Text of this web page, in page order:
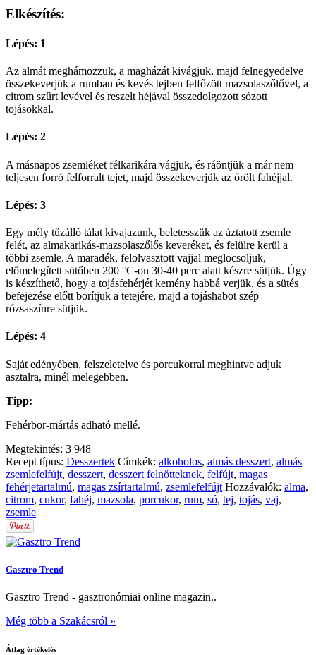
Elkészítés:
Lépés: 1
Az almát meghámozzuk, a magházát kivágjuk, majd felnegyedelve
összekeverjük a rumban és kevés tejben felfőzött mazsolaszőlővel, a
citrom szűrt levével és reszelt héjával összedolgozott sózott
tojásokkal.
Lépés: 2
A másnapos zsemléket félkarikára vágjuk, és ráöntjük a már nem
teljesen forró felforralt tejet, majd összekeverjük az őrölt fahéjjal.
Lépés: 3
Egy mély tűzálló tálat kivajazunk, beletesszük az áztatott zsemle
felét, az almakarikás-mazsolaszőlős keveréket, és felülre kerül a
többi zsemle. A maradék, felolvasztott vajjal meglocsoljuk,
előmelegített sütőben 200 °C-on 30-40 perc alatt készre sütjük. Úgy
is készíthető, hogy a tojásfehérjét kemény habbá verjük, és a sütés
befejezése előtt borítjuk a tetejére, majd a tojáshabot szép
rózsaszínre sütjük.
Lépés: 4
Saját edényében, felszeletelve és porcukorral meghintve adjuk
asztalra, minél melegebben.
Tipp:
Fehérbor-mártás adható mellé.
Megtekintés: 3 948
Recept típus: Desszertek Címkék: alkoholos, almás desszert, almás
zsemlefelfújt, desszert, desszert felnőtteknek, felfújt, magas
fehérjetartalmú, magas zsírtartalmú, zsemlefelfújt Hozzávalók: alma,
citrom, cukor, fahéj, mazsola, porcukor, rum, só, tej, tojás, vaj,
zsemle
Gasztro Trend
Gasztro Trend - gasztronómiai online magazin..
Még több a Szakácsról »
Átlag értékelés